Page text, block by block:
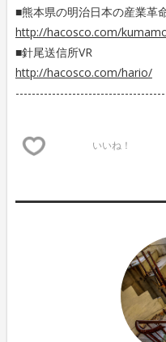
■熊本県の明治日本の産業革
http://hacosco.com/
■針尾送信所VR
http://hacosco.com/hario/
いいね！